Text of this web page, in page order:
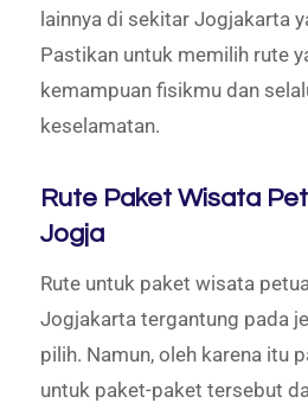
lainnya di sekitar Jogjakarta
Pastikan untuk memilih rute
kemampuan fisikmu dan
keselamatan.
Rute Paket Wisata
Jogja
Rute untuk paket wisata
Jogjakarta tergantung pada
pilih. Namun, oleh karena itu
untuk paket-paket tersebut